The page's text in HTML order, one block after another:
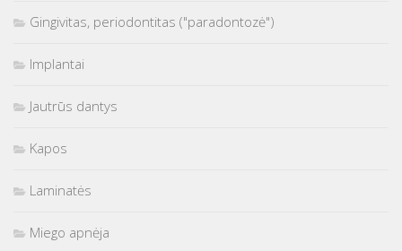
Gingivitas, periodontitas ("paradontozė")
Implantai
Jautrūs dantys
Kapos
Laminatės
Miego apnėja